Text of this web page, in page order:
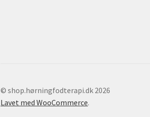
© shop.hørningfodterapi.dk 2026
Lavet med WooCommerce.